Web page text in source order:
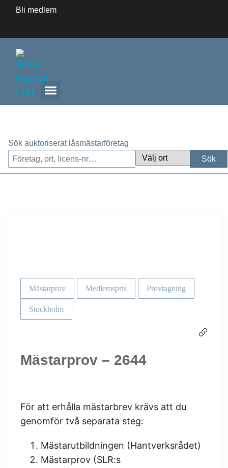
Bli medlem
Sök auktoriserat låsmästarföretag
Sök
Mästarprov Medlemspris Provtagning
Stockholm
Mästarprov – 2644
För att erhålla mästarbrev krävs att du
genomför två separata steg:
Mästarutbildningen (Hantverksrådet)
Mästarprov (SLR:s